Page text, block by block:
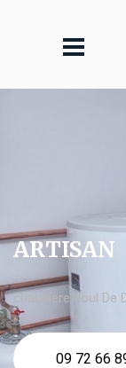
ARTISAN
chaudière fioul De
09 72 66